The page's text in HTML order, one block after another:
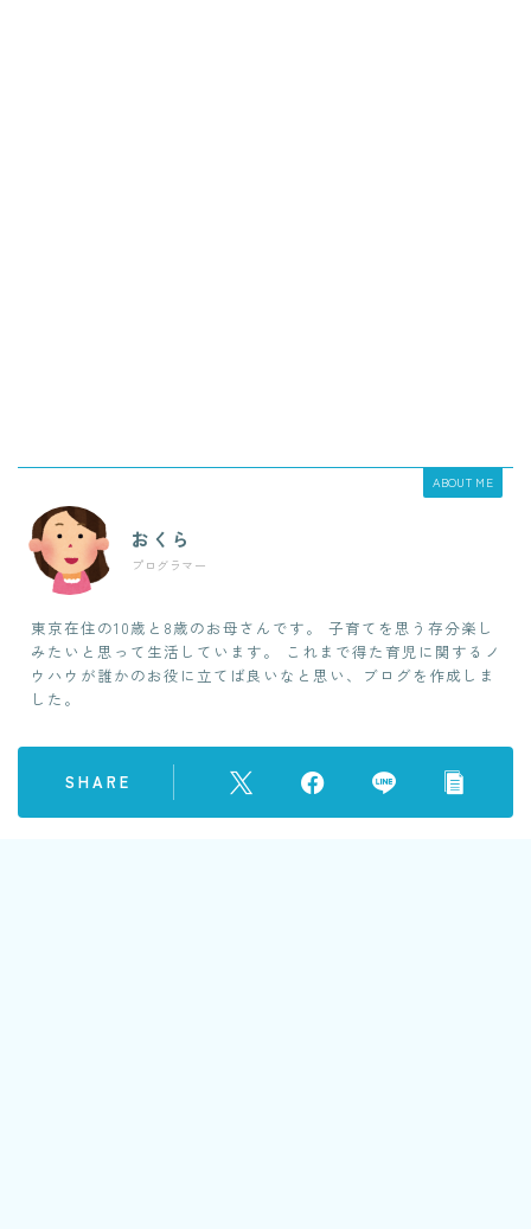
ABOUT ME
おくら
プログラマー
東京在住の10歳と8歳のお母さんです。 子育てを思う存分楽し
みたいと思って生活しています。 これまで得た育児に関するノ
ウハウが誰かのお役に立てば良いなと思い、ブログを作成しま
した。
SHARE